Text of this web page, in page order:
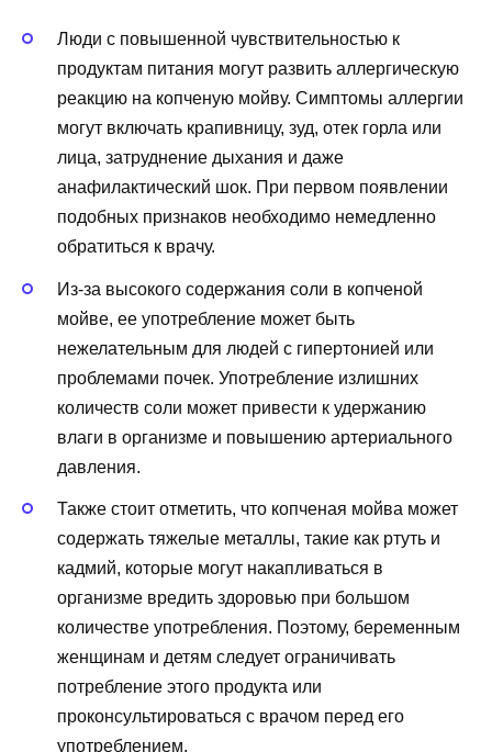
Люди с повышенной чувствительностью к
продуктам питания могут развить аллергическую
реакцию на копченую мойву. Симптомы аллергии
могут включать крапивницу, зуд, отек горла или
лица, затруднение дыхания и даже
анафилактический шок. При первом появлении
подобных признаков необходимо немедленно
обратиться к врачу.
Из-за высокого содержания соли в копченой
мойве, ее употребление может быть
нежелательным для людей с гипертонией или
проблемами почек. Употребление излишних
количеств соли может привести к удержанию
влаги в организме и повышению артериального
давления.
Также стоит отметить, что копченая мойва может
содержать тяжелые металлы, такие как ртуть и
кадмий, которые могут накапливаться в
организме вредить здоровью при большом
количестве употребления. Поэтому, беременным
женщинам и детям следует ограничивать
потребление этого продукта или
проконсультироваться с врачом перед его
употреблением.